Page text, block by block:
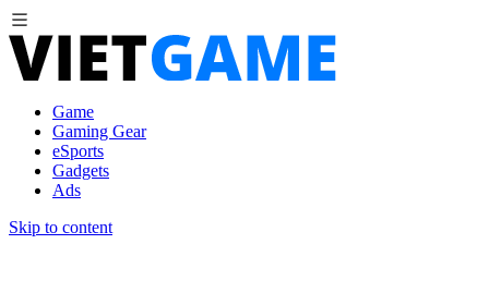
Game
Gaming Gear
eSports
Gadgets
Ads
Skip to content